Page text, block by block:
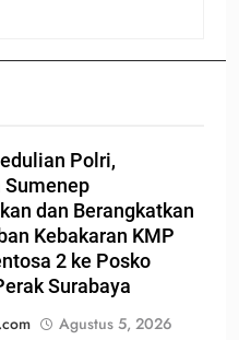
Polri,
Sumenep
dan Berangkatkan
Kebakaran KMP
2 ke Posko
Surabaya
Agustus 5, 2026